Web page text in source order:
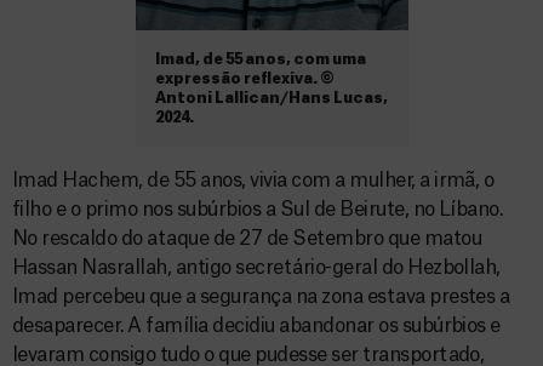
Imad, de 55 anos, com uma
expressão reflexiva. ©
Antoni Lallican/Hans Lucas,
2024.
Imad Hachem, de 55 anos, vivia com a mulher, a irmã, o
filho e o primo nos subúrbios a Sul de Beirute, no Líbano.
No rescaldo do ataque de 27 de Setembro que matou
Hassan Nasrallah, antigo secretário-geral do Hezbollah,
Imad percebeu que a segurança na zona estava prestes a
desaparecer. A família decidiu abandonar os subúrbios e
levaram consigo tudo o que pudesse ser transportado,